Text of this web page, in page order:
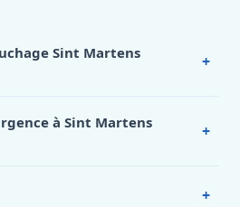
Sint Martens
+
le 0472 53 24 26.
à Sint Martens
+
+